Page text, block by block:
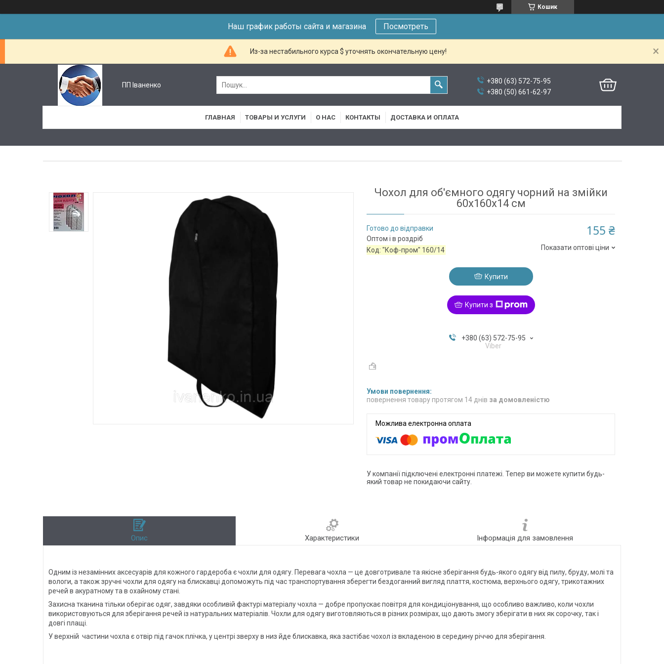
Кошик
Наш график работы сайта и магазина Посмотреть
Из-за нестабильного курса $ уточнять окончательную цену!
ПП Іваненко
+380 (63) 572-75-95
+380 (50) 661-62-97
ГЛАВНАЯ ТОВАРЫ И УСЛУГИ О НАС КОНТАКТЫ ДОСТАВКА И ОПЛАТА
Чохол для об'ємного одягу чорний на змійки
60х160х14 см
Готово до відправки
Оптом і в роздріб
Код:"Коф-пром" 160/14
155 ₴
Показати оптові ціни
Купити
Купити з
+380 (63) 572-75-95
Viber
повернення товару протягом 14 днів за домовленістю
У компанії підключені електронні платежі. Тепер ви можете купити будь-
який товар не покидаючи сайту.
Опис Характеристики Інформація для замовлення
Одним із незамінних аксесуарів для кожного гардероба є чохли для одягу. Перевага чохла — це довготривале та якісне зберігання будь-якого одягу від пилу, бруду, молі та
вологи, а також зручні чохли для одягу на блискавці допоможуть під час транспортування зберегти бездоганний вигляд плаття, костюма, верхнього одягу, трикотажних
речей в акуратному та в охайному стані.
Захисна тканина тільки оберігає одяг, завдяки особливій фактурі матеріалу чохла — добре пропускає повітря для кондиціонування, що особливо важливо, коли чохли
використовуються для зберігання речей із натуральних матеріалів. Чохли для одягу виготовляються в різних розмірах, що дають змогу зберігати в них як сорочку, так і
довгі плащі.
У верхній частини чохла є отвір під гачок плічка, у центрі зверху в низ йде блискавка, яка застібає чохол із вкладеною в середину річчю для зберігання.